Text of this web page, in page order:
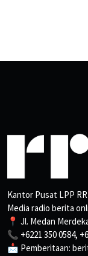
Kantor Pusat LPP
Media radio berita
📍 Jl. Medan
📞 +6221 350 0584,
📩 Pemberitaan: